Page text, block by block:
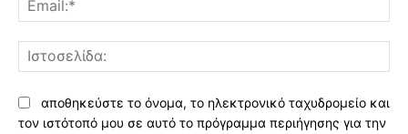
αποθηκεύστε το όνομα, το ηλεκτρονικό ταχυδρομείο και
τον ιστότοπό μου σε αυτό το πρόγραμμα περιήγησης για την